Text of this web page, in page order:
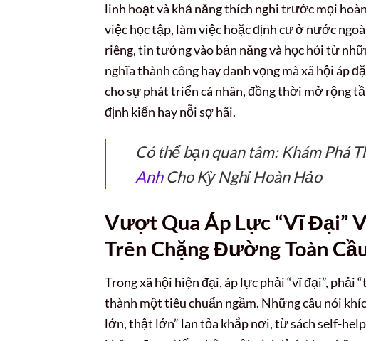
linh hoạt và khả năng thích nghi trước mọi
việc học tập, làm việc hoặc định cư ở nước
riêng, tin tưởng vào bản năng và học hỏi từ
nghĩa thành công hay danh vọng mà xã hội áp
cho sự phát triển cá nhân, đồng thời mở rộng
định kiến hay nỗi sợ hãi.
Có thể bạn quan tâm: Khám Phá
AnhCho Kỳ Nghỉ Hoàn Hảo
Vượt Qua Áp Lực “Vĩ Đại”
Trên Chặng Đường Toàn
Trong xã hội hiện đại, áp lực phải “vĩ đại”,
thành một tiêu chuẩn ngầm. Những câu nói
lớn, thật lớn” lan tỏa khắp nơi, từ sách self-